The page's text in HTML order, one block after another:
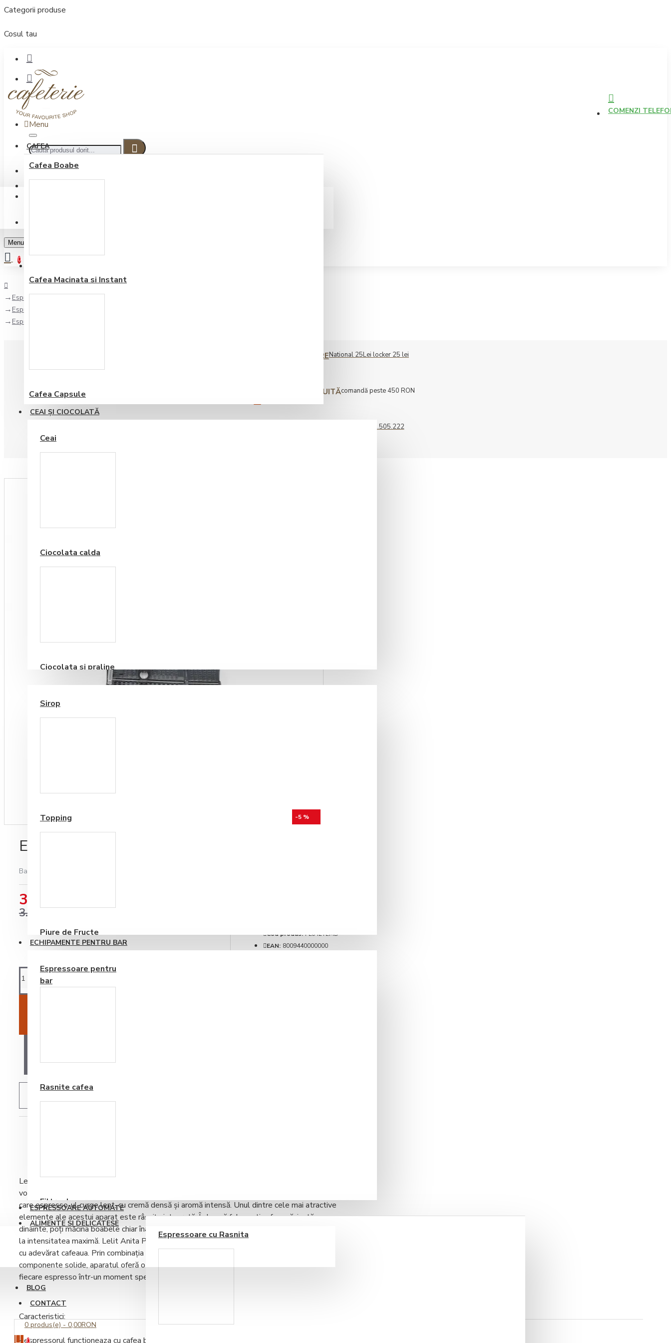
Categorii produse
Cosul tau
COMENZI
Contul meu
Menu
CAFEA
Cafea Boabe
Cafea Macinata si Instant
Cafea Capsule
CEAI ŞI CIOCOLATĂ
Ceai
Ciocolata calda
Ciocolata si praline
Sirop
Topping
Piure de Fructe
ECHIPAMENTE PENTRU BAR
Espressoare pentru
bar
Rasnite cafea
Filtre de apa
Ustensile barista
ESPRESSOARE AUTOMATE
Espressoare cu Rasnita
ALIMENTE SI DELICATESE
BLOG
CONTACT
0 produs(e) - 0,00RON
0
CONECTARE
Menu
0
Espressoare Automate
Espressoare cu Rasnita
Espressor Lelit Anita PL042TEMD
COST LIVRARENational 25Lei locker 25 lei
LIVRARE GRATUITĂcomandă peste 450 RON
0722.505.222
-5 %
Espressor Lelit Anita PL042TEMD
Bazată pe 0 note.
3.368,75RON
3.546,05RON
Cod produs: PL042TEMD
EAN: 8009440000000
ADAUGĂ IN WISHLIST
Lelit Anita PL042TEMD
vor să simtă fiecare etapă a preparării: de la sunetul boabelor măcinate până la momentul în
care espresso-ul curge lent, cu cremă densă și aromă intensă. Unul dintre cele mai atractive
elemente ale acestui aparat este râșnița integrată. În loc să folosești cafea măcinată
dinainte, poți măcina boabele chiar înainte de preparare – moment în care aroma cafelei este
la intensitatea maximă. Lelit Anita PL042TEMDeste un aparat dedicat celor care iubesc
cu adevărat cafeaua. Prin combinația dintre râșniță integrată, control precis al temperaturii și
componente solide, aparatul oferă o experiență autentică dehome-barista, transformând
fiecare espresso într-un moment special.
Caracteristici:
- espressorul functioneaza cu cafea boabe/macinata/paduri